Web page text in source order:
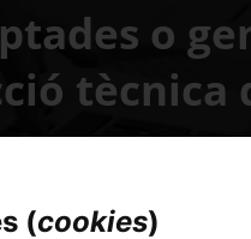
o
tècnica
(cookies)